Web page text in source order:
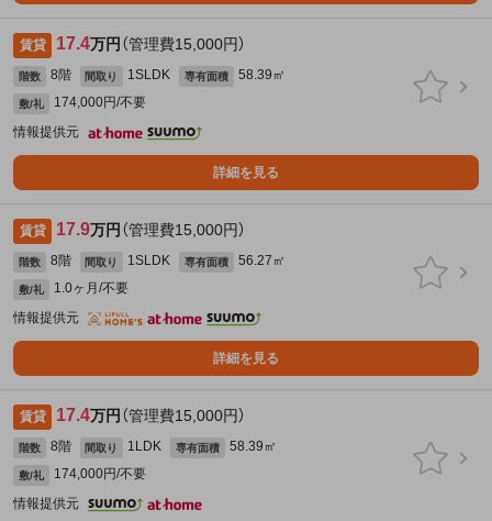
賃貸 17.4万円 （管理費15,000円）
階数 8階 間取り 1SLDK 専有面積 58.39㎡
敷/礼
174,000円/不要
情報提供元
詳細を見る
賃貸 17.9万円 （管理費15,000円）
階数 8階 間取り 1SLDK 専有面積 56.27㎡
敷/礼
1.0ヶ月/不要
情報提供元
詳細を見る
賃貸 17.4万円 （管理費15,000円）
階数 8階 間取り 1LDK 専有面積 58.39㎡
敷/礼
174,000円/不要
情報提供元